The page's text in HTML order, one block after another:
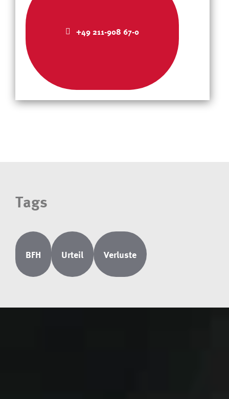
+49 211-908 67-0
Tags
BFH Urteil Verluste